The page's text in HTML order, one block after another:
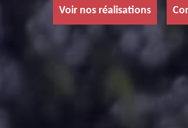
Voir nos réalisations